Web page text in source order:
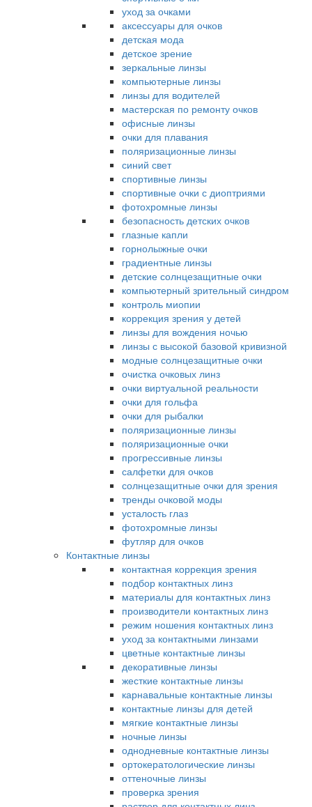
уход за очками
аксессуары для очков
детская мода
детское зрение
зеркальные линзы
компьютерные линзы
линзы для водителей
мастерская по ремонту очков
офисные линзы
очки для плавания
поляризационные линзы
синий свет
спортивные линзы
спортивные очки с диоптриями
фотохромные линзы
безопасность детских очков
глазные капли
горнолыжные очки
градиентные линзы
детские солнцезащитные очки
компьютерный зрительный синдром
контроль миопии
коррекция зрения у детей
линзы для вождения ночью
линзы с высокой базовой кривизной
модные солнцезащитные очки
очистка очковых линз
очки виртуальной реальности
очки для гольфа
очки для рыбалки
поляризационные линзы
поляризационные очки
прогрессивные линзы
салфетки для очков
солнцезащитные очки для зрения
тренды очковой моды
усталость глаз
фотохромные линзы
футляр для очков
Контактные линзы
контактная коррекция зрения
подбор контактных линз
материалы для контактных линз
производители контактных линз
режим ношения контактных линз
уход за контактными линзами
цветные контактные линзы
декоративные линзы
жесткие контактные линзы
карнавальные контактные линзы
контактные линзы для детей
мягкие контактные линзы
ночные линзы
однодневные контактные линзы
ортокератологические линзы
оттеночные линзы
проверка зрения